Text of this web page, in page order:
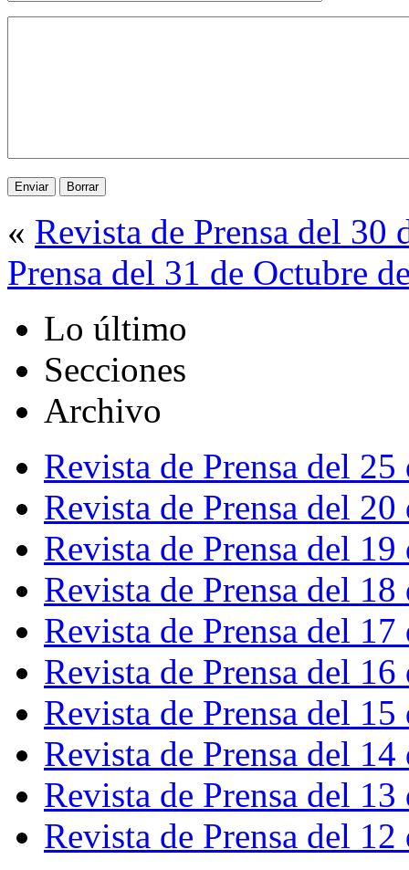
« Revista de Prensa del 30
Prensa del 31 de Octubre
Lo último
Secciones
Archivo
Revista de Prensa del
Revista de Prensa del
Revista de Prensa del
Revista de Prensa del
Revista de Prensa del
Revista de Prensa del
Revista de Prensa del
Revista de Prensa del
Revista de Prensa del
Revista de Prensa del